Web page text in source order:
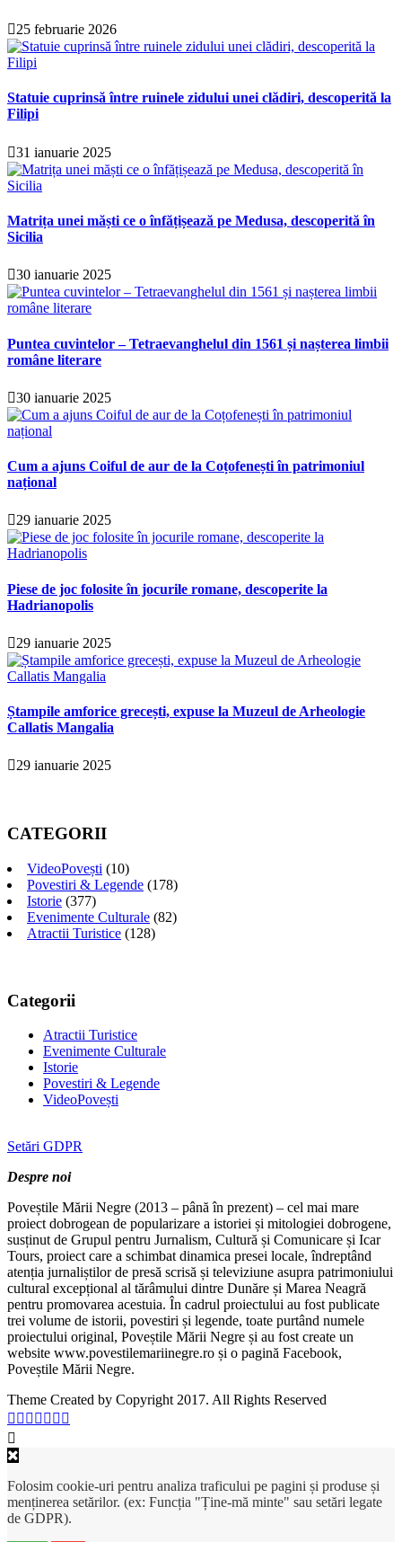
25 februarie 2026
Statuie cuprinsă între ruinele zidului unei clădiri, descoperită la
Filipi
31 ianuarie 2025
Matrița unei măști ce o înfățișează pe Medusa, descoperită în
Sicilia
30 ianuarie 2025
Puntea cuvintelor – Tetraevanghelul din 1561 și nașterea limbii
române literare
30 ianuarie 2025
Cum a ajuns Coiful de aur de la Coțofenești în patrimoniul
național
29 ianuarie 2025
Piese de joc folosite în jocurile romane, descoperite la
Hadrianopolis
29 ianuarie 2025
Ștampile amforice grecești, expuse la Muzeul de Arheologie
Callatis Mangalia
29 ianuarie 2025
CATEGORII
VideoPovești (10)
Povestiri & Legende (178)
Istorie (377)
Evenimente Culturale (82)
Atractii Turistice (128)
Categorii
Atractii Turistice
Evenimente Culturale
Istorie
Povestiri & Legende
VideoPovești
Setări GDPR
Despre noi
Poveștile Mării Negre (2013 – până în prezent) – cel mai mare
proiect dobrogean de popularizare a istoriei și mitologiei dobrogene,
susținut de Grupul pentru Jurnalism, Cultură și Comunicare și Icar
Tours, proiect care a schimbat dinamica presei locale, îndreptând
atenția jurnaliștilor de presă scrisă și televiziune asupra patrimoniului
cultural excepțional al tărâmului dintre Dunăre și Marea Neagră
pentru promovarea acestuia. În cadrul proiectului au fost publicate
trei volume de istorii, povestiri și legende, toate purtând numele
proiectului original, Poveștile Mării Negre și au fost create un
website www.povestilemariinegre.ro și o pagină Facebook,
Poveștile Mării Negre.
Theme Created by Copyright 2017. All Rights Reserved
Folosim cookie-uri pentru analiza traficului pe pagini și produse și
menținerea setărilor. (ex: Funcția "Ține-mă minte" sau setări legate
de GDPR).